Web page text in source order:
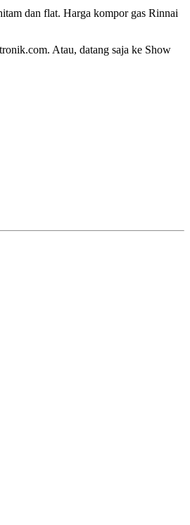
dan flat. Harga kompor gas Rinnai
Atau, datang saja ke Show